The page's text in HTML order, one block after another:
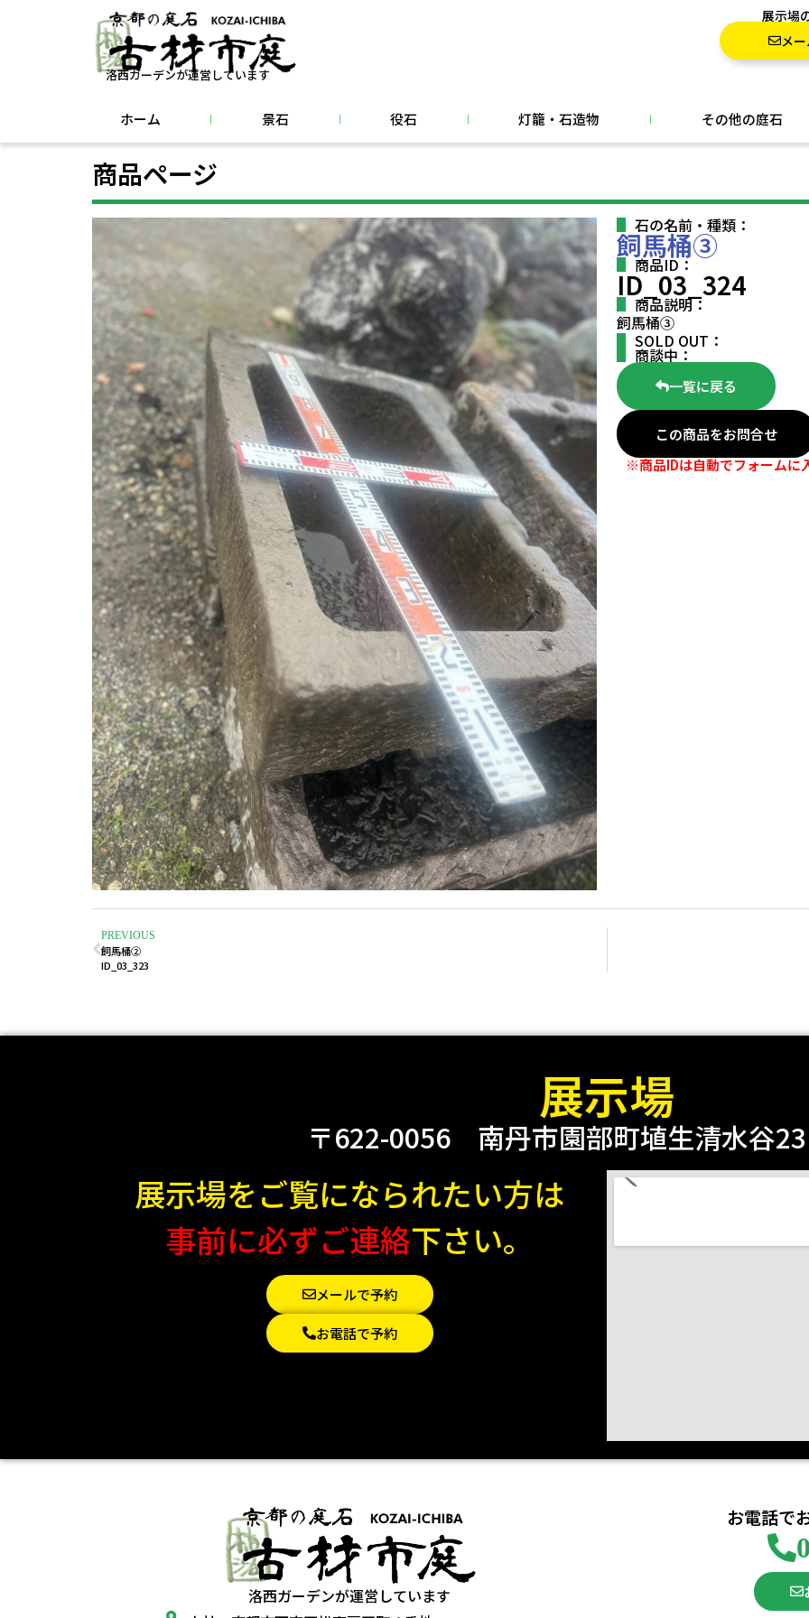
洛西ガーデンが運営しています
展示場
メ
ホーム 景石 役石 灯籠・石造物 その他の庭石
商品ページ
石の名前・種類：
飼馬桶③
商品ID：
ID_03_324
商品説明：
飼馬桶③
SOLD OUT：
商談中：
一覧に戻る
この商品をお問合せ
※商品IDは自動でフォームに
PREVIOUS
飼馬桶②
ID_03_323
展示場
〒622-0056 南丹市園部町埴生清水谷
展示場をご覧になられたい方は
事前に必ずご連絡下さい。
メールで予約
お電話で予約
洛西ガーデンが運営しています
お電話で